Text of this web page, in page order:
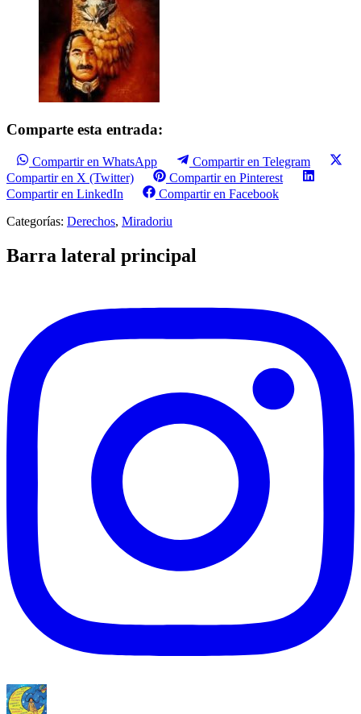
Comparte esta entrada:
Compartir en WhatsApp
Compartir en Telegram
Compartir en X (Twitter)
Compartir en Pinterest
Compartir en LinkedIn
Compartir en Facebook
Categorías: Derechos, Miradoriu
Barra lateral principal